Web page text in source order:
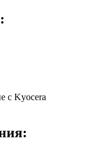
с Kyocera